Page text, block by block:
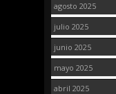
agosto 2025
julio 2025
junio 2025
mayo 2025
abril 2025